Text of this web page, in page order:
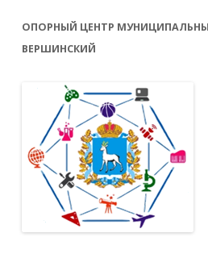
ОПОРНЫЙ ЦЕНТР
ВЕРШИНСКИЙ